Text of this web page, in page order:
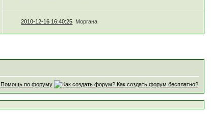
2010-12-16 16:40:25 Моргана
Помощь по форуму